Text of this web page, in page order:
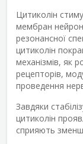
Цитиколін
мембран
резонансної
цитиколін
механізмів, як
рецепторів,
проведення
Завдяки
цитиколін
сприяють